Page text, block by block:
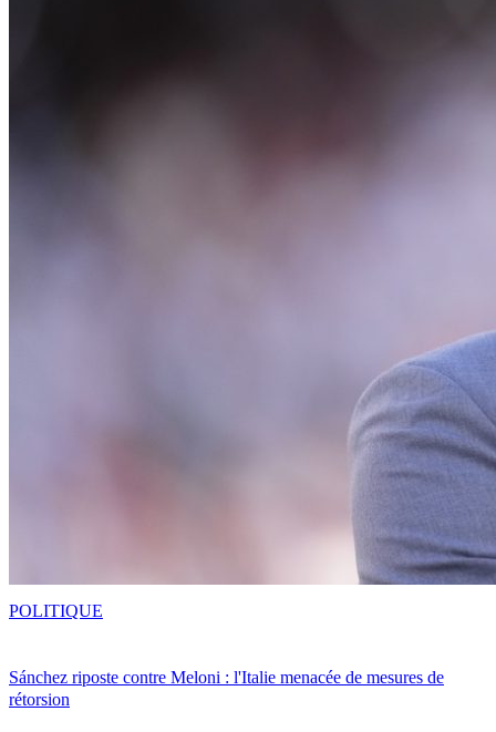
Sánchez riposte contre Meloni : l'Italie menacée de mesures de
rétorsion
POLITIQUE